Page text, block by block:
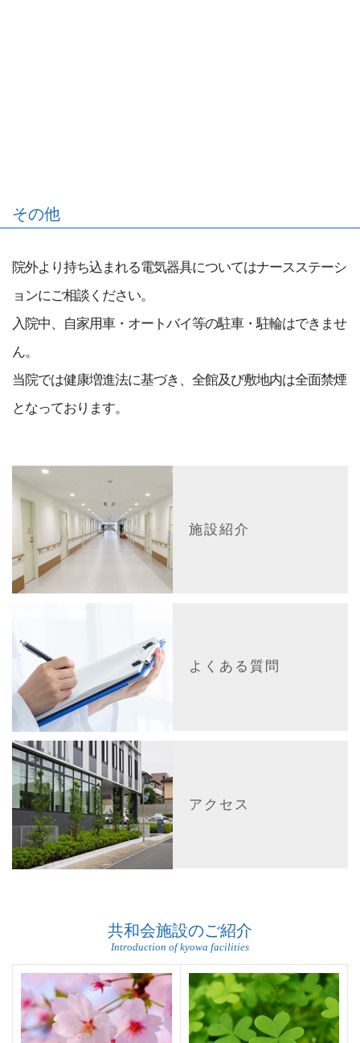
その他
院外より持ち込まれる電気器具についてはナースステーシ
ョンにご相談ください。
入院中、自家用車・オートバイ等の駐車・駐輪はできませ
ん。
当院では健康増進法に基づき、全館及び敷地内は全面禁煙
となっております。
施設紹介
よくある質問
アクセス
共和会施設のご紹介
Introduction of kyowa facilities